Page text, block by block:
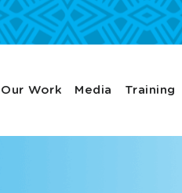
Our Work Media Training